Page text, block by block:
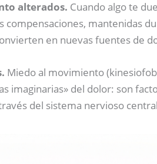
alterados. Cuando algo te
compensaciones, mantenidas
en nuevas fuentes de
Miedo al movimiento
imaginarias» del dolor: son
del sistema nervioso